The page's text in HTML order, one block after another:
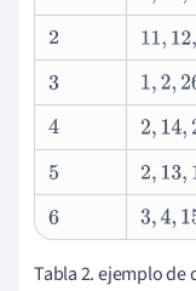
2
11,12,
3
1,2,26,
4
2,14,26
5
2,13,15
6
3,4,15,
Tabla 2. ejemplo